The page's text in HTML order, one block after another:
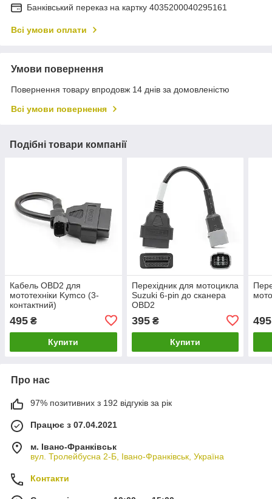
Банківський переказ на картку 4035200040295161
Всі умови оплати
Умови повернення
Повернення товару впродовж 14 днів за домовленістю
Всі умови повернення
Подібні товари компанії
Кабель OBD2 для
мототехніки Kymco (3-
контактний)
495 ₴
Купити
Перехідник для мотоцикла
Suzuki 6-pin до сканера
OBD2
395₴
Купити
495
Про нас
97% позитивних з 192 відгуків за рік
Працює з 07.04.2021
м. Івано-Франківськ
вул. Тролейбусна 2-Б, Івано-Франківськ, Україна
Контакти